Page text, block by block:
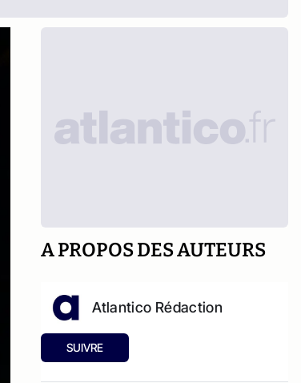
A PROPOS DES AUTEURS
Atlantico Rédaction
SUIVRE